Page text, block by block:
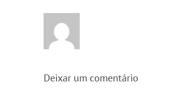
Deixar um comentário